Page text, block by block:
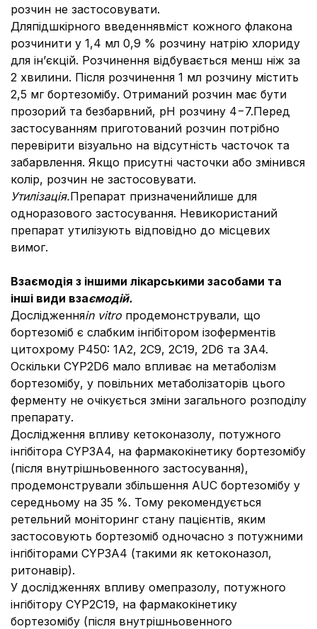
розчин не застосовувати.
Дляпідшкірного введеннявміст кожного флакона
розчинити у 1,4 мл 0,9 % розчину натрію хлориду
для ін’єкцій. Розчинення відбувається менш ніж за
2 хвилини. Після розчинення 1 мл розчину містить
2,5 мг бортезомібу. Отриманий розчин має бути
прозорий та безбарвний, рН розчину 4−7.Перед
застосуванням приготований розчин потрібно
перевірити візуально на відсутність часточок та
забарвлення. Якщо присутні часточки або змінився
колір, розчин не застосовувати.
Утилізація.Препарат призначенийлише для
одноразового застосування. Невикористаний
препарат утилізують відповідно до місцевих
вимог.
Взаємодія з іншими лікарськими засобами та
інші види взаємодій.
Дослідженняin vitro продемонстрували, що
бортезоміб є слабким інгібітором ізоферментів
цитохрому Р450: 1А2, 2С9, 2С19, 2D6 та 3А4.
Оскільки CYP2D6 мало впливає на метаболізм
бортезомібу, у повільних метаболізаторів цього
ферменту не очікується зміни загального розподілу
препарату.
Дослідження впливу кетоконазолу, потужного
інгібітора CYP3A4, на фармакокінетику бортезомібу
(після внутрішньовенного застосування),
продемонстрували збільшення AUC бортезомібу у
середньому на 35 %. Тому рекомендується
ретельний моніторинг стану пацієнтів, яким
застосовують бортезоміб одночасно з потужними
інгібіторами CYP3A4 (такими як кетоконазол,
ритонавір).
У дослідженнях впливу омепразолу, потужного
інгібітору CYP2C19, на фармакокінетику
бортезомібу (після внутрішньовенного